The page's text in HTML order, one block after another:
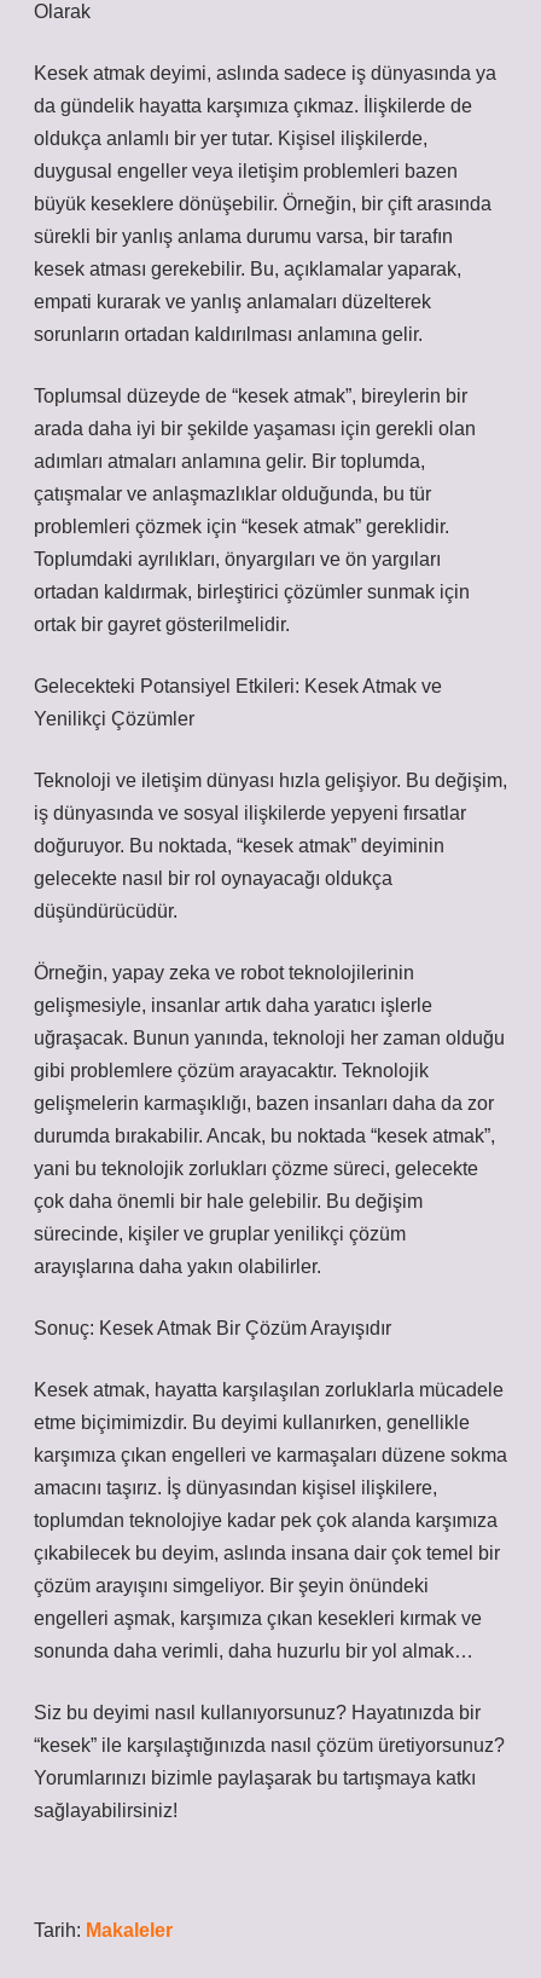
Olarak
Kesek atmak deyimi, aslında sadece iş dünyasında ya
da gündelik hayatta karşımıza çıkmaz. İlişkilerde de
oldukça anlamlı bir yer tutar. Kişisel ilişkilerde,
duygusal engeller veya iletişim problemleri bazen
büyük keseklere dönüşebilir. Örneğin, bir çift arasında
sürekli bir yanlış anlama durumu varsa, bir tarafın
kesek atması gerekebilir. Bu, açıklamalar yaparak,
empati kurarak ve yanlış anlamaları düzelterek
sorunların ortadan kaldırılması anlamına gelir.
Toplumsal düzeyde de “kesek atmak”, bireylerin bir
arada daha iyi bir şekilde yaşaması için gerekli olan
adımları atmaları anlamına gelir. Bir toplumda,
çatışmalar ve anlaşmazlıklar olduğunda, bu tür
problemleri çözmek için “kesek atmak” gereklidir.
Toplumdaki ayrılıkları, önyargıları ve ön yargıları
ortadan kaldırmak, birleştirici çözümler sunmak için
ortak bir gayret gösterilmelidir.
Gelecekteki Potansiyel Etkileri: Kesek Atmak ve
Yenilikçi Çözümler
Teknoloji ve iletişim dünyası hızla gelişiyor. Bu değişim,
iş dünyasında ve sosyal ilişkilerde yepyeni fırsatlar
doğuruyor. Bu noktada, “kesek atmak” deyiminin
gelecekte nasıl bir rol oynayacağı oldukça
düşündürücüdür.
Örneğin, yapay zeka ve robot teknolojilerinin
gelişmesiyle, insanlar artık daha yaratıcı işlerle
uğraşacak. Bunun yanında, teknoloji her zaman olduğu
gibi problemlere çözüm arayacaktır. Teknolojik
gelişmelerin karmaşıklığı, bazen insanları daha da zor
durumda bırakabilir. Ancak, bu noktada “kesek atmak”,
yani bu teknolojik zorlukları çözme süreci, gelecekte
çok daha önemli bir hale gelebilir. Bu değişim
sürecinde, kişiler ve gruplar yenilikçi çözüm
arayışlarına daha yakın olabilirler.
Sonuç: Kesek Atmak Bir Çözüm Arayışıdır
Kesek atmak, hayatta karşılaşılan zorluklarla mücadele
etme biçimimizdir. Bu deyimi kullanırken, genellikle
karşımıza çıkan engelleri ve karmaşaları düzene sokma
amacını taşırız. İş dünyasından kişisel ilişkilere,
toplumdan teknolojiye kadar pek çok alanda karşımıza
çıkabilecek bu deyim, aslında insana dair çok temel bir
çözüm arayışını simgeliyor. Bir şeyin önündeki
engelleri aşmak, karşımıza çıkan kesekleri kırmak ve
sonunda daha verimli, daha huzurlu bir yol almak…
Siz bu deyimi nasıl kullanıyorsunuz? Hayatınızda bir
“kesek” ile karşılaştığınızda nasıl çözüm üretiyorsunuz?
Yorumlarınızı bizimle paylaşarak bu tartışmaya katkı
sağlayabilirsiniz!
Tarih: Makaleler